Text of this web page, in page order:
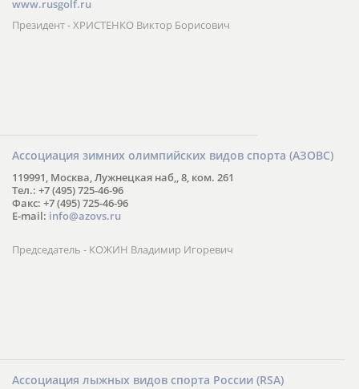
www.rusgolf.ru
Президент - ХРИСТЕНКО Виктор Борисович
Ассоциация зимних олимпийских видов спорта (АЗОВС)
119991, Москва, Лужнецкая наб,, 8, ком. 261
Тел.: +7 (495) 725-46-96
Факс: +7 (495) 725-46-96
E-mail: info@azovs.ru
Председатель - КОЖИН Владимир Игоревич
Ассоциация лыжных видов спорта России (RSA)